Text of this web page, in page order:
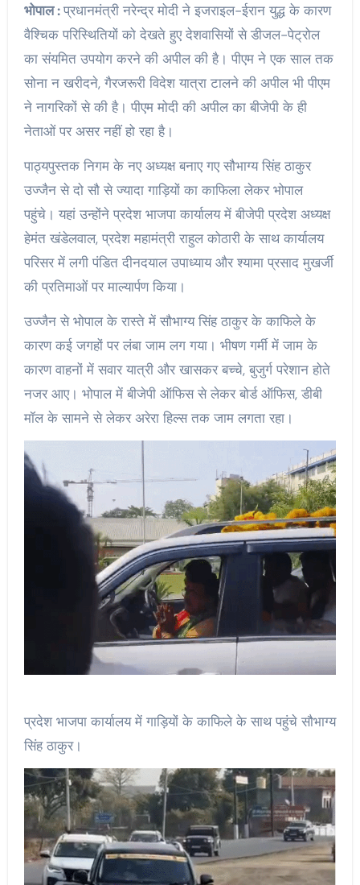
भोपाल :प्रधानमंत्री नरेन्द्र मोदी ने इजराइल-ईरान युद्ध के कारण
वैश्चिक परिस्थितियों को देखते हुए देशवासियों से डीजल-पेट्रोल
का संयमित उपयोग करने की अपील की है। पीएम ने एक साल तक
सोना न खरीदने, गैरजरूरी विदेश यात्रा टालने की अपील भी पीएम
ने नागरिकों से की है। पीएम मोदी की अपील का बीजेपी के ही
नेताओं पर असर नहीं हो रहा है।
पाठ्यपुस्तक निगम के नए अध्यक्ष बनाए गए सौभाग्य सिंह ठाकुर
उज्जैन से दो सौ से ज्यादा गाड़ियों का काफिला लेकर भोपाल
पहुंचे। यहां उन्होंने प्रदेश भाजपा कार्यालय में बीजेपी प्रदेश अध्यक्ष
हेमंत खंडेलवाल, प्रदेश महामंत्री राहुल कोठारी के साथ कार्यालय
परिसर में लगी पंडित दीनदयाल उपाध्याय और श्यामा प्रसाद मुखर्जी
की प्रतिमाओं पर माल्यार्पण किया।
उज्जैन से भोपाल के रास्ते में सौभाग्य सिंह ठाकुर के काफिले के
कारण कई जगहों पर लंबा जाम लग गया। भीषण गर्मी में जाम के
कारण वाहनों में सवार यात्री और खासकर बच्चे, बुजुर्ग परेशान होते
नजर आए। भोपाल में बीजेपी ऑफिस से लेकर बोर्ड ऑफिस, डीबी
मॉल के सामने से लेकर अरेरा हिल्स तक जाम लगता रहा।
प्रदेश भाजपा कार्यालय में गाड़ियों के काफिले के साथ पहुंचे सौभाग्य
सिंह ठाकुर।